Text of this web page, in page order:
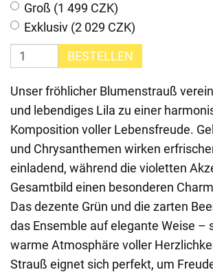
Groß (1 499 CZK)
Exklusiv (2 029 CZK)
BESTELLEN
Unser fröhlicher Blumenstrauß
und lebendiges Lila zu einer
Komposition voller Lebensfreude.
und Chrysanthemen wirken
einladend, während die violetten
Gesamtbild einen besonderen
Das dezente Grün und die zarten
das Ensemble auf elegante Weise –
warme Atmosphäre voller
Strauß eignet sich perfekt, um